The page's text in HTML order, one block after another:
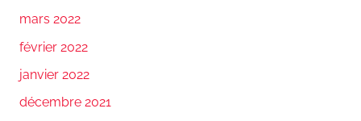
mars 2022
février 2022
janvier 2022
décembre 2021